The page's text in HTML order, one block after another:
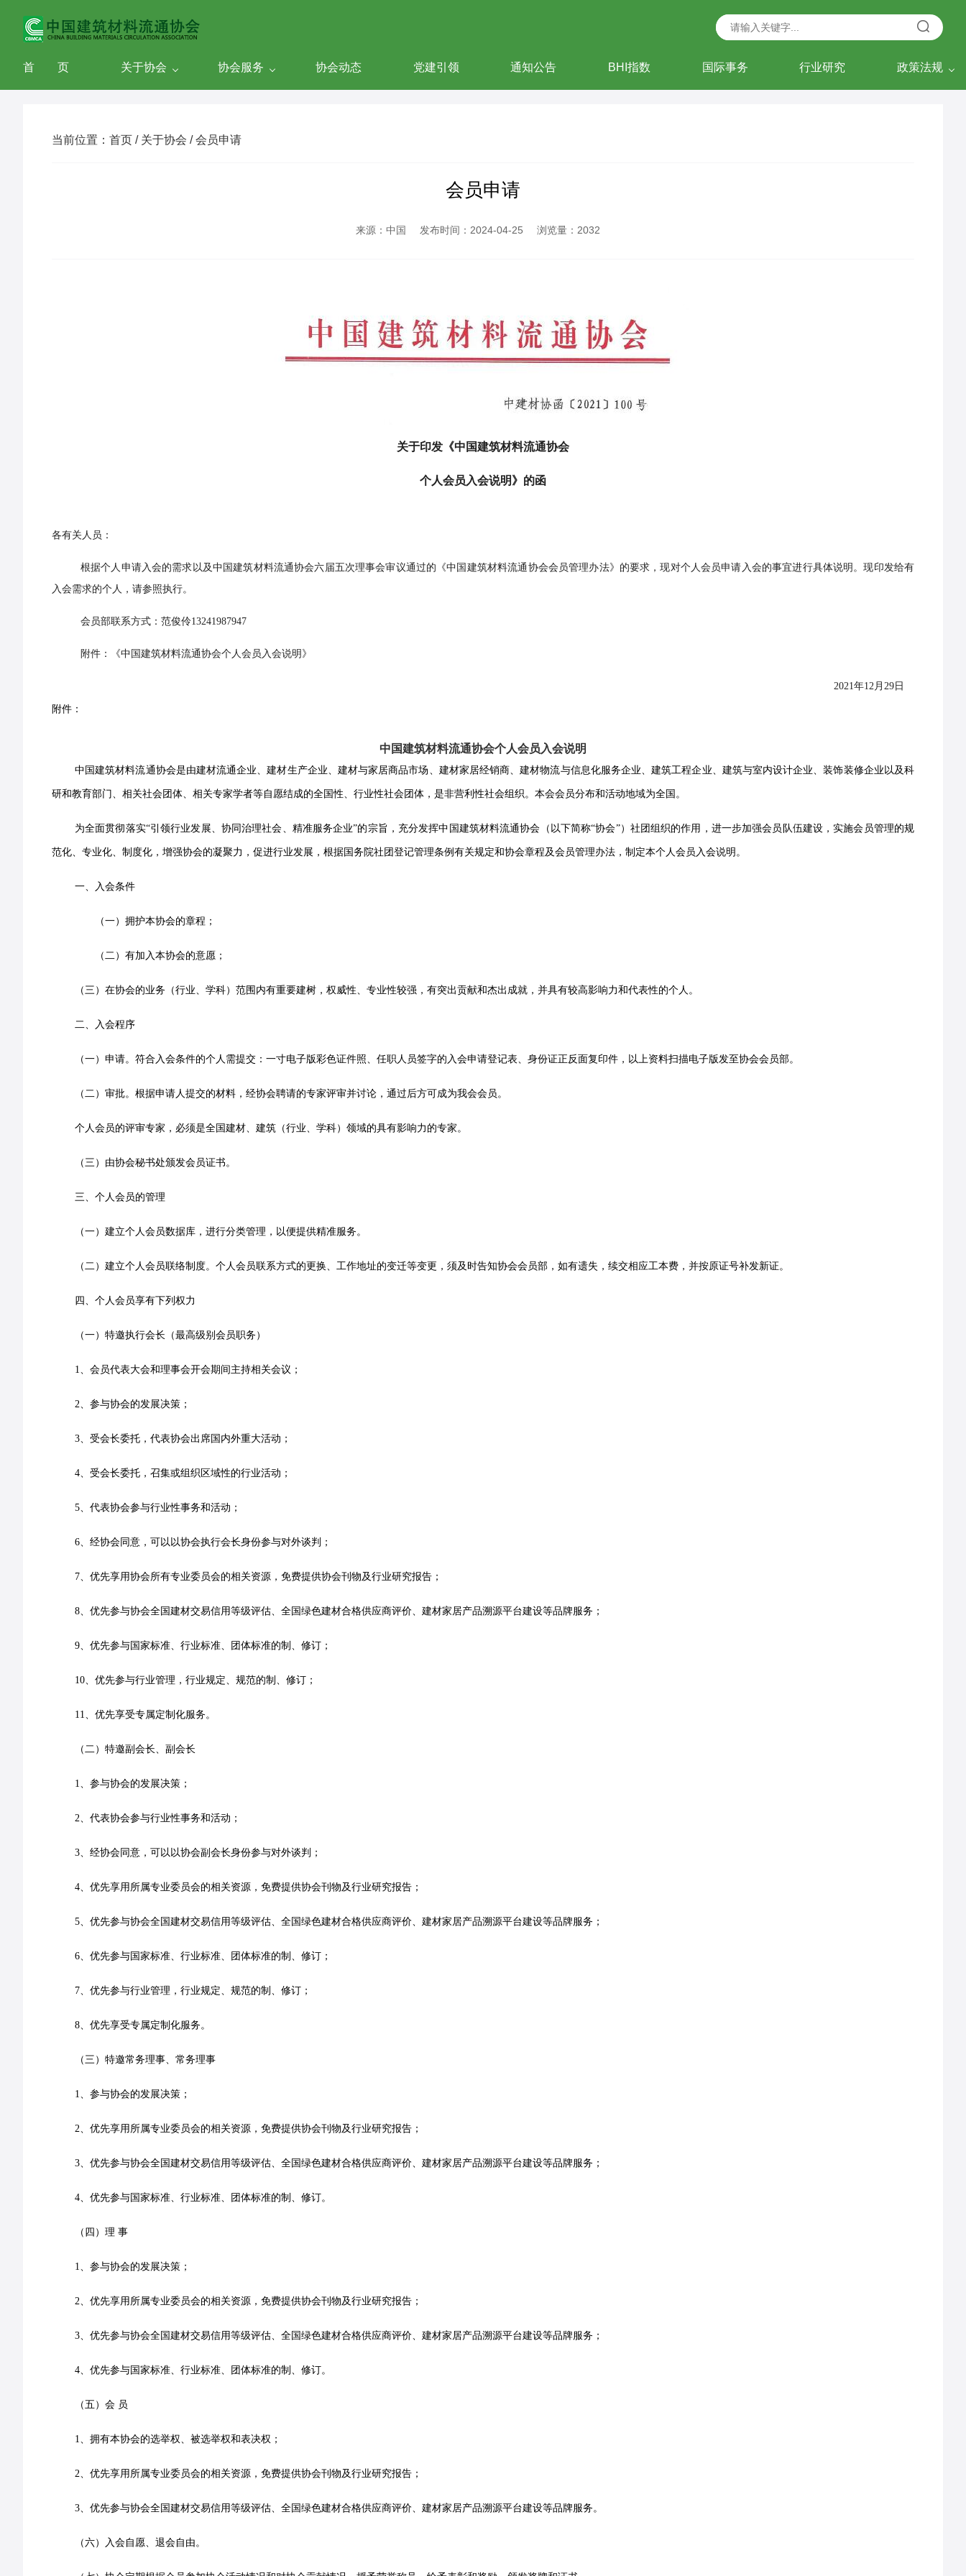
首 页 关于协会 协会服务 协会动态 党建引领 通知公告 BHI指数 国际事务 行业研究 政策法规
当前位置：首页 / 关于协会 / 会员申请
会员申请
来源：中国 发布时间：2024-04-25 浏览量：2032
关于印发《中国建筑材料流通协会
个人会员入会说明》的函
各有关人员：
根据个人申请入会的需求以及中国建筑材料流通协会六届五次理事会审议通过的《中国建筑材料流通协会会员管理办法》的要求，现对个人会员申请入会的事宜进行具体说明。现印发给有
入会需求的个人，请参照执行。
会员部联系方式：范俊伶13241987947
附件：《中国建筑材料流通协会个人会员入会说明》
2021年12月 29 日
附件：
中国建筑材料流通协会个人会员入会说明
中国建筑材料流通协会是由建材流通企业、建材生产企业、建材与家居商品市场、建材家居经销商、建材物流与信息化服务企业、建筑工程企业、建筑与室内设计企业、装饰装修企业以及科
研和教育部门、相关社会团体、相关专家学者等自愿结成的全国性、行业性社会团体，是非营利性社会组织。本会会员分布和活动地域为全国。
为全面贯彻落实“引领行业发展、协同治理社会、精准服务企业”的宗旨，充分发挥中国建筑材料流通协会（以下简称“协会”）社团组织的作用，进一步加强会员队伍建设，实施会员管理的规
范化、专业化、制度化，增强协会的凝聚力，促进行业发展，根据国务院社团登记管理条例有关规定和协会章程及会员管理办法，制定本个人会员入会说明。
一、入会条件
（一）拥护本协会的章程；
（二）有加入本协会的意愿；
（三）在协会的业务（行业、学科）范围内有重要建树，权威性、专业性较强，有突出贡献和杰出成就，并具有较高影响力和代表性的个人。
二、入会程序
（一）申请。符合入会条件的个人需提交：一寸电子版彩色证件照、任职人员签字的入会申请登记表、身份证正反面复印件，以上资料扫描电子版发至协会会员部。
（二）审批。根据申请人提交的材料，经协会聘请的专家评审并讨论，通过后方可成为我会会员。
个人会员的评审专家，必须是全国建材、建筑（行业、学科）领域的具有影响力的专家。
（三）由协会秘书处颁发会员证书。
三、个人会员的管理
（一）建立个人会员数据库，进行分类管理，以便提供精准服务。
（二）建立个人会员联络制度。个人会员联系方式的更换、工作地址的变迁等变更，须及时告知协会会员部，如有遗失，续交相应工本费，并按原证号补发新证。
四、个人会员享有下列权力
（一）特邀执行会长（最高级别会员职务）
1、会员代表大会和理事会开会期间主持相关会议；
2、参与协会的发展决策；
3、受会长委托，代表协会出席国内外重大活动；
4、受会长委托，召集或组织区域性的行业活动；
5、代表协会参与行业性事务和活动；
6、经协会同意，可以以协会执行会长身份参与对外谈判；
7、优先享用协会所有专业委员会的相关资源，免费提供协会刊物及行业研究报告；
8、优先参与协会全国建材交易信用等级评估、全国绿色建材合格供应商评价、建材家居产品溯源平台建设等品牌服务；
9、优先参与国家标准、行业标准、团体标准的制、修订；
10、优先参与行业管理，行业规定、规范的制、修订；
11、优先享受专属定制化服务。
（二）特邀副会长、副会长
1、参与协会的发展决策；
2、代表协会参与行业性事务和活动；
3、经协会同意，可以以协会副会长身份参与对外谈判；
4、优先享用所属专业委员会的相关资源，免费提供协会刊物及行业研究报告；
5、优先参与协会全国建材交易信用等级评估、全国绿色建材合格供应商评价、建材家居产品溯源平台建设等品牌服务；
6、优先参与国家标准、行业标准、团体标准的制、修订；
7、优先参与行业管理，行业规定、规范的制、修订；
8、优先享受专属定制化服务。
（三）特邀常务理事、常务理事
1、参与协会的发展决策；
2、优先享用所属专业委员会的相关资源，免费提供协会刊物及行业研究报告；
3、优先参与协会全国建材交易信用等级评估、全国绿色建材合格供应商评价、建材家居产品溯源平台建设等品牌服务；
4、优先参与国家标准、行业标准、团体标准的制、修订。
（四）理 事
1、参与协会的发展决策；
2、优先享用所属专业委员会的相关资源，免费提供协会刊物及行业研究报告；
3、优先参与协会全国建材交易信用等级评估、全国绿色建材合格供应商评价、建材家居产品溯源平台建设等品牌服务；
4、优先参与国家标准、行业标准、团体标准的制、修订。
（五）会 员
1、拥有本协会的选举权、被选举权和表决权；
2、优先享用所属专业委员会的相关资源，免费提供协会刊物及行业研究报告；
3、优先参与协会全国建材交易信用等级评估、全国绿色建材合格供应商评价、建材家居产品溯源平台建设等品牌服务。
（六）入会自愿、退会自由。